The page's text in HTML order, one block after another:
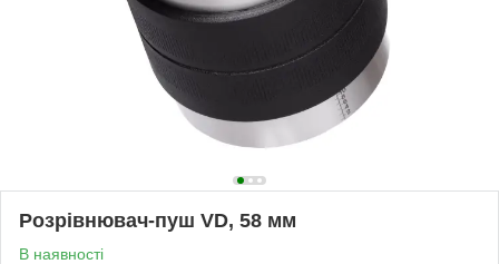
Розрівнювач-пуш VD, 58 мм
В наявності